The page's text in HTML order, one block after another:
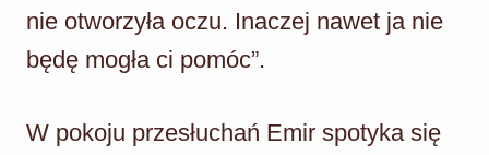
nie otworzyła oczu. Inaczej nawet ja nie
będę mogła ci pomóc”.
W pokoju przesłuchań Emir spotyka się